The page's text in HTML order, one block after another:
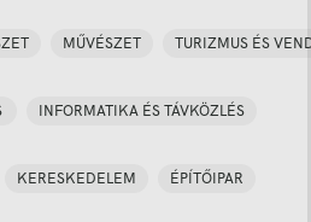
MŰVÉSZET TURIZMUS ÉS
INFORMATIKA ÉS TÁVKÖZLÉS
KERESKEDELEM ÉPÍTŐIPAR